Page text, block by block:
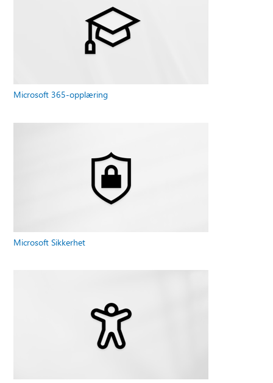
Microsoft 365-opplæring
Microsoft Sikkerhet